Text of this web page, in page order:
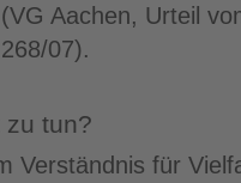
Aachen, Urteil
07).
zu tun?
Verständnis für